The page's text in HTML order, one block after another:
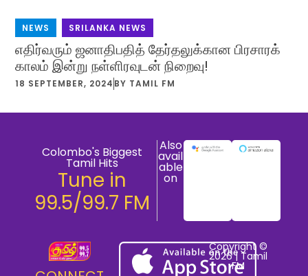
NEWS SRILANKA NEWS
எதிர்வரும் ஜனாதிபதித் தேர்தலுக்கான பிரசாரக்
காலம் இன்று நள்ளிரவுடன் நிறைவு!
18 SEPTEMBER, 2024 BY TAMIL FM
Colombo's Biggest
Tamil Hits
Tune in
99.5/99.7 FM
Also
avail
able
on
Copyright ©
2026 | Tamil
FM